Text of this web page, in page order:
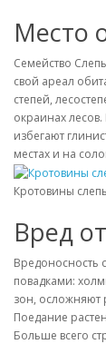
Место
Семейство
свой ареал
степей,
окраинах
избегают
местах и на
Кротовины
Вред
Вредоносность
повадками:
зон, осложняют
Поедание
Больше всего